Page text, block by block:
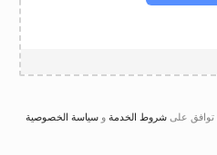
توافق علىشروط الخدمةو